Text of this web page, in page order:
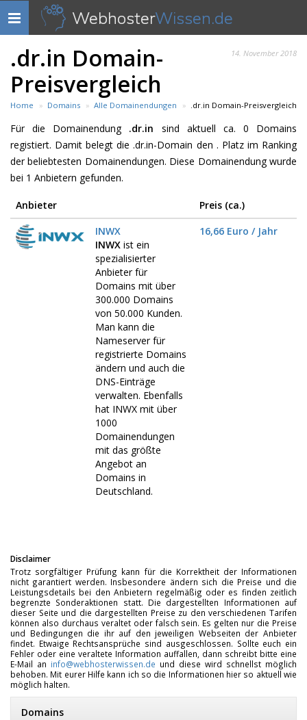
Navigation
anzeigen
WebhosterWissen.de
14. November 2018
.dr.in Domain-
Preisvergleich
Home Domains Alle Domainendungen .dr.in Domain-Preisvergleich
Für die Domainendung .dr.in sind aktuell ca. 0 Domains
registiert. Damit belegt die .dr.in-Domain den . Platz im Ranking
der beliebtesten Domainendungen. Diese Domainendung wurde
bei 1 Anbietern gefunden.
Anbieter
Preis (ca.)
INWX
INWX ist ein
spezialisierter
Anbieter für
Domains mit über
300.000 Domains
von 50.000 Kunden.
Man kann die
Nameserver für
registrierte Domains
ändern und auch die
DNS-Einträge
verwalten. Ebenfalls
hat INWX mit über
1000
Domainendungen
mit das größte
Angebot an
Domains in
Deutschland.
16,66 Euro / Jahr
Disclaimer
Trotz sorgfältiger Prüfung kann für die Korrektheit der Informationen
nicht garantiert werden. Insbesondere ändern sich die Preise und die
Leistungsdetails bei den Anbietern regelmäßig oder es finden zeitlich
begrenzte Sonderaktionen statt. Die dargestellten Informationen auf
dieser Seite und die dargestellten Preise zu den verschiedenen Tarifen
können also durchaus veraltet oder falsch sein. Es gelten nur die Preise
und Bedingungen die ihr auf den jeweiligen Webseiten der Anbieter
findet. Etwaige Rechtsansprüche sind ausgeschlossen. Sollte euch ein
Fehler oder eine veraltete Information auffallen, dann schreibt bitte eine
E-Mail an info@webhosterwissen.de und diese wird schnellst möglich
behoben. Mit eurer Hilfe kann ich so die Informationen hier so aktuell wie
möglich halten.
Domains